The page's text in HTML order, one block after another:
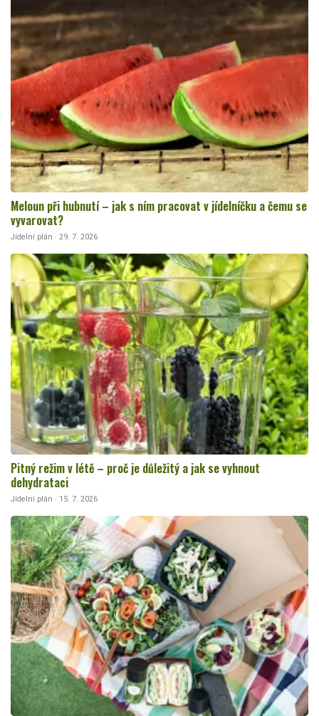
Meloun při hubnutí – jak s ním pracovat v jídelníčku a čemu se
vyvarovat?
Jídelní plán · 29. 7. 2026
Pitný režim v létě – proč je důležitý a jak se vyhnout
dehydrataci
Jídelní plán · 15. 7. 2026